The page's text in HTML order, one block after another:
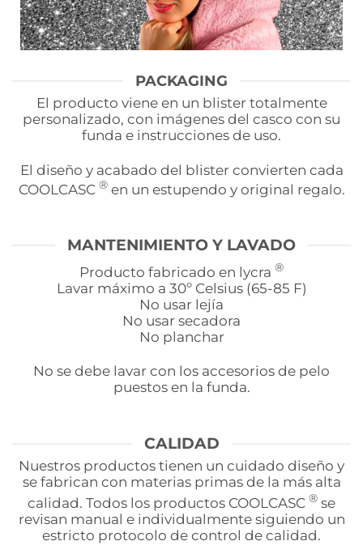
PACKAGING
El producto viene en un blister totalmente
personalizado, con imágenes del casco con su
funda e instrucciones de uso.
El diseño y acabado del blister convierten cada
COOLCASC® en un estupendo y original regalo.
MANTENIMIENTO Y LAVADO
Producto fabricado en lycra ®
Lavar máximo a 30º Celsius (65-85 F)
No usar lejía
No usar secadora
No planchar
No se debe lavar con los accesorios de pelo
puestos en la funda.
CALIDAD
Nuestros productos tienen un cuidado diseño y
se fabrican con materias primas de la más alta
calidad. Todos los productos COOLCASC ® se
revisan manual e individualmente siguiendo un
estricto protocolo de control de calidad.